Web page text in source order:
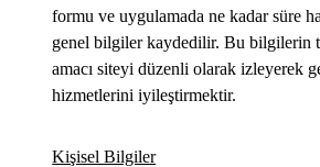
formu ve uygulamada ne kadar süre
genel bilgiler kaydedilir. Bu bilgilerin
amacı siteyi düzenli olarak izleyerek
hizmetlerini iyileştirmektir.
Kişisel Bilgiler